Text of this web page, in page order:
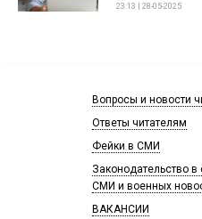
23:13 | 28-05-2025
Вопросы и новости
Ответы читателям
Фейки в СМИ
Законодательство в
СМИ и военных
ВАКАНСИИ